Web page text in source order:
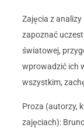
Zajęcia z
zapoznać
światowej,
wprowadzić ich
wszystkim,
Proza (autorzy,
zajęciach):